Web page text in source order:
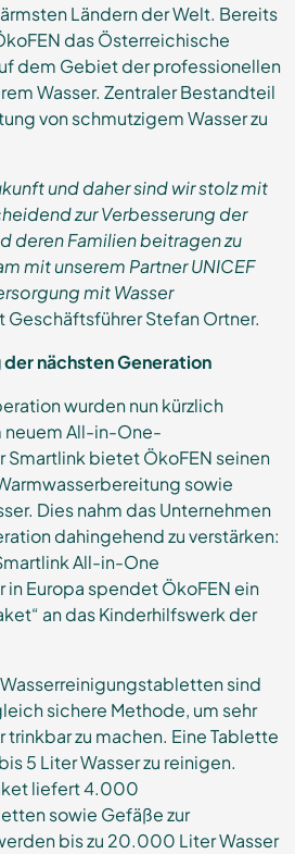
Ländern der Welt. Bereits
das Österreichische
dem Gebiet der professionellen
Wasser. Zentraler Bestandteil
von schmutzigem Wasser zu
und daher sind wir stolz mit
zur Verbesserung der
deren Familien beitragen zu
mit unserem Partner UNICEF
mit Wasser
Geschäftsführer Stefan Ortner.
nächsten Generation
wurden nun kürzlich
All-in-One-
bietet ÖkoFEN seinen
sowie
Dies nahm das Unternehmen
dahingehend zu verstärken:
All-in-One
Europa spendet ÖkoFEN ein
an das Kinderhilfswerk der
sind
sichere Methode, um sehr
trinkbar zu machen. Eine Tablette
5 Liter Wasser zu reinigen.
liefert 4.000
sowie Gefäße zur
bis zu 20.000 Liter Wasser